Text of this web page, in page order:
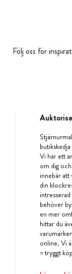
Följ oss för
Vi har ett
om dig
innebär att
din
behöver
en mer
hittar du
online. Vi
= tryggt